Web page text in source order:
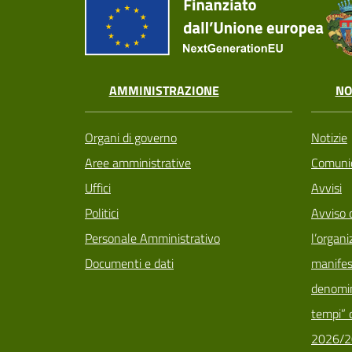
AMMINISTRAZIONE
Organi di governo
Aree amministrative
Uffici
Politici
Personale Amministrativo
Documenti e dati
Notizie
Avvisi
Avviso
tempi”
2026/